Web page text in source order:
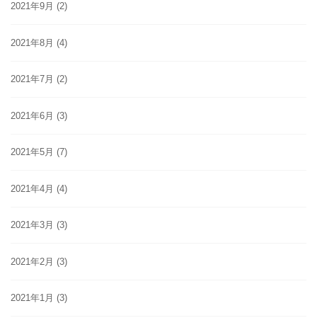
2021年9月 (2)
2021年8月 (4)
2021年7月 (2)
2021年6月 (3)
2021年5月 (7)
2021年4月 (4)
2021年3月 (3)
2021年2月 (3)
2021年1月 (3)